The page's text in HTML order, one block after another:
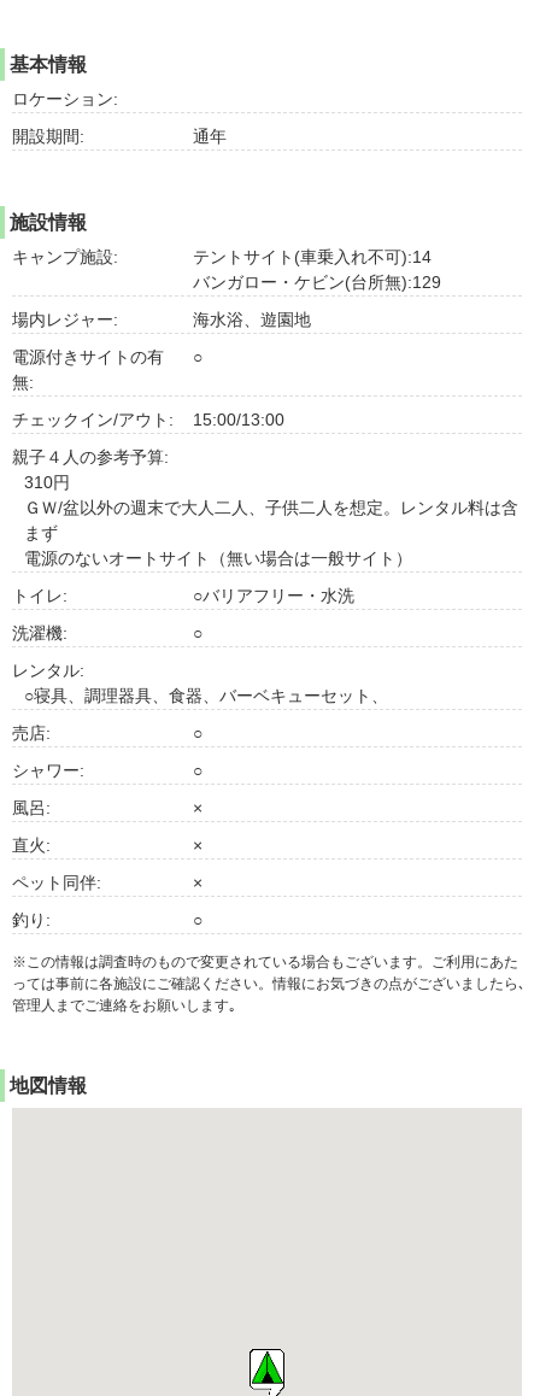
基本情報
ロケーション:
開設期間:
通年
施設情報
キャンプ施設:
テントサイト(車乗入れ不可):14
バンガロー・ケビン(台所無):129
場内レジャー:
海水浴、遊園地
電源付きサイトの有
無:
○
チェックイン/アウト:
15:00/13:00
親子４人の参考予算:
310円
ＧＷ/盆以外の週末で大人二人、子供二人を想定。レンタル料は含
まず
電源のないオートサイト（無い場合は一般サイト）
トイレ:
○バリアフリー・水洗
洗濯機:
○
レンタル:
○寝具、調理器具、食器、バーベキューセット、
売店:
○
シャワー:
○
風呂:
×
直火:
×
ペット同伴:
×
釣り:
○
※この情報は調査時のもので変更されている場合もございます。ご利用にあた
っては事前に各施設にご確認ください。情報にお気づきの点がございましたら､
管理人までご連絡をお願いします｡
地図情報